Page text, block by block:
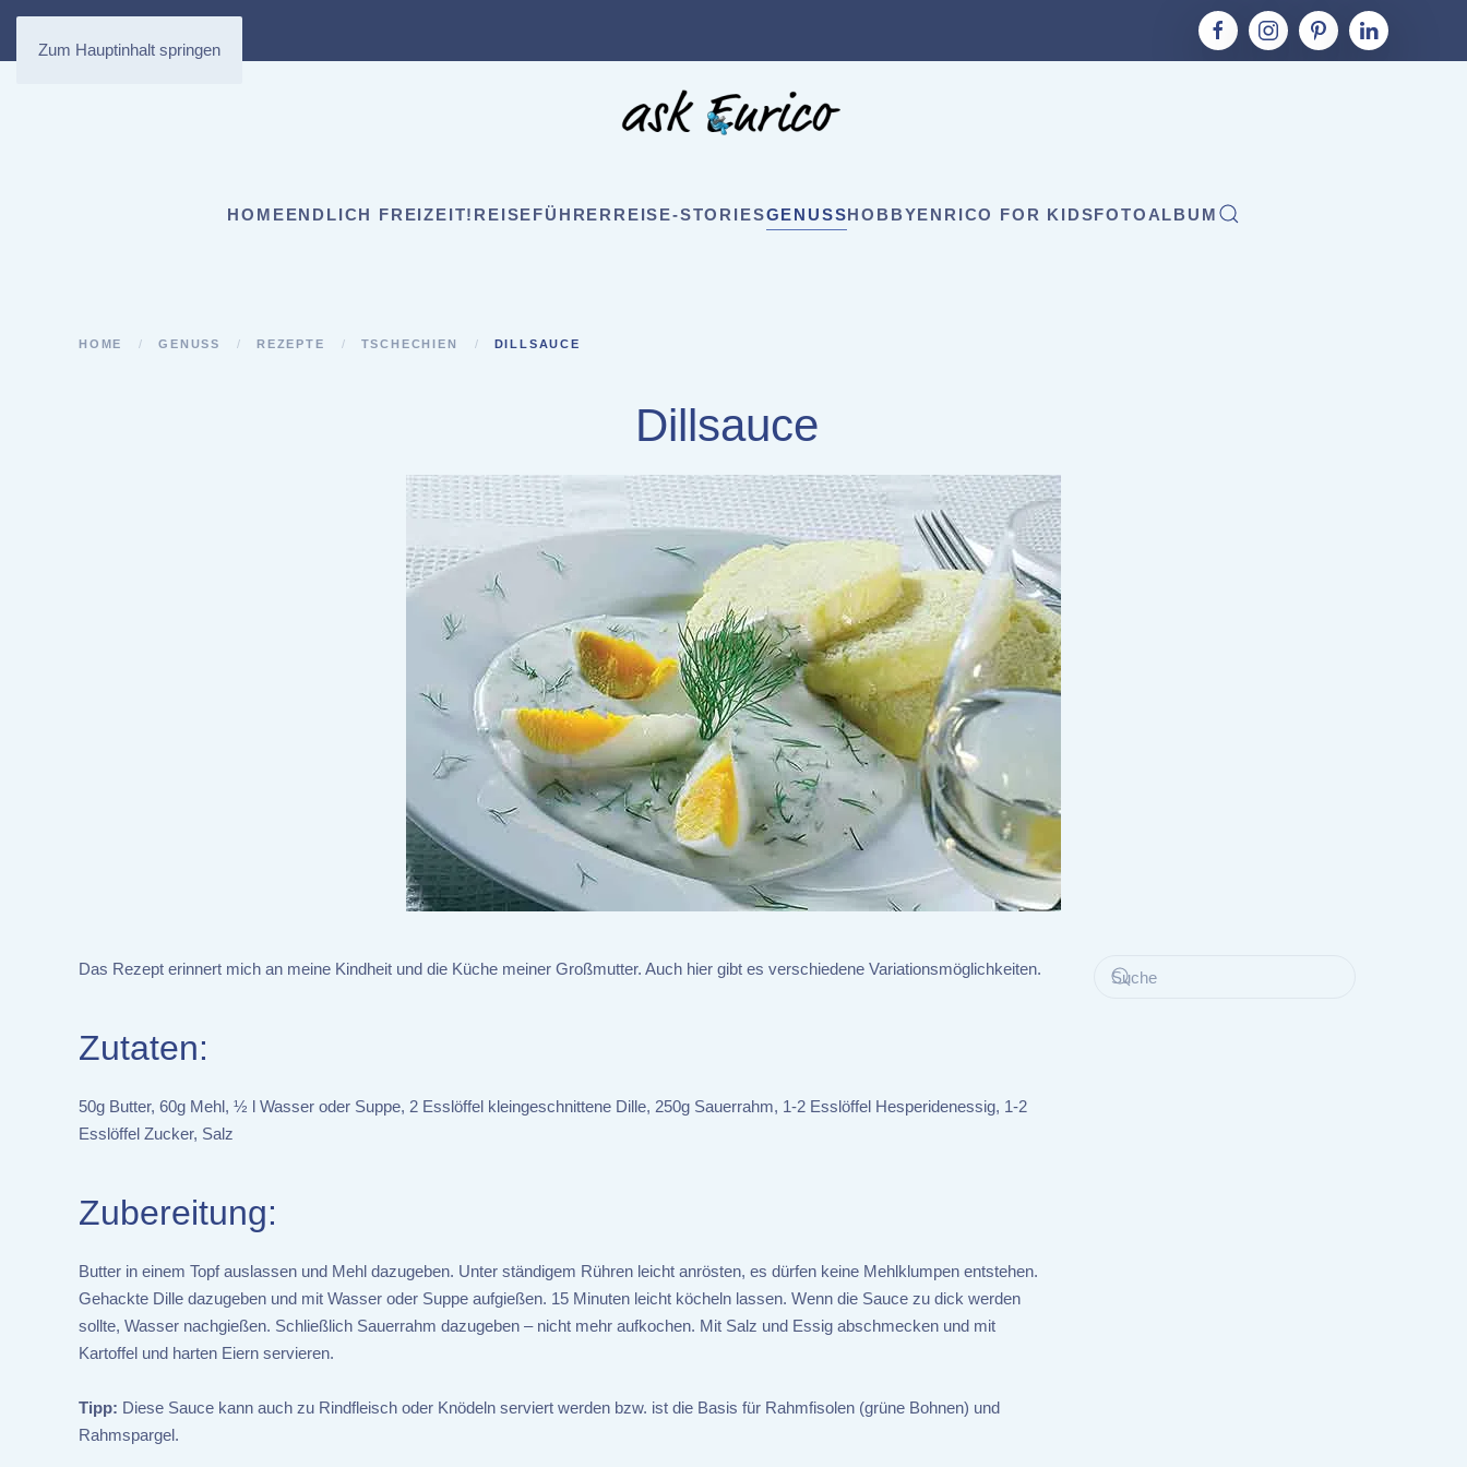
Zum Hauptinhalt springen
HOMEENDLICH FREIZEIT! REISEFÜHRER REISE-STORIESGENUSSHOBBYENRICO FOR KIDSFOTOALBUM
HOME GENUSS REZEPTE TSCHECHIEN DILLSAUCE
Dillsauce
Das Rezept erinnert mich an meine Kindheit und die Küche meiner Großmutter. Auch hier gibt es verschiedene Variationsmöglichkeiten.
Zutaten:
50g Butter, 60g Mehl, ½ l Wasser oder Suppe, 2 Esslöffel kleingeschnittene Dille, 250g Sauerrahm, 1-2 Esslöffel Hesperidenessig, 1-2
Esslöffel Zucker, Salz
Zubereitung:
Butter in einem Topf auslassen und Mehl dazugeben. Unter ständigem Rühren leicht anrösten, es dürfen keine Mehlklumpen entstehen.
Gehackte Dille dazugeben und mit Wasser oder Suppe aufgießen. 15 Minuten leicht köcheln lassen. Wenn die Sauce zu dick werden
sollte, Wasser nachgießen. Schließlich Sauerrahm dazugeben – nicht mehr aufkochen. Mit Salz und Essig abschmecken und mit
Kartoffel und harten Eiern servieren.
Tipp: Diese Sauce kann auch zu Rindfleisch oder Knödeln serviert werden bzw. ist die Basis für Rahmfisolen (grüne Bohnen) und
Rahmspargel.